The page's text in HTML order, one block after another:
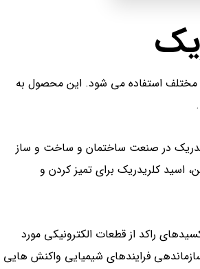
استفاده می شود. این محصول به
در صنعت ساختمان و ساخت و ساز
اسید کلریدریک برای تمیز کردن و
راکد از قطعات الکترونیکی مورد
فرایندهای شیمیایی واکنش هایی